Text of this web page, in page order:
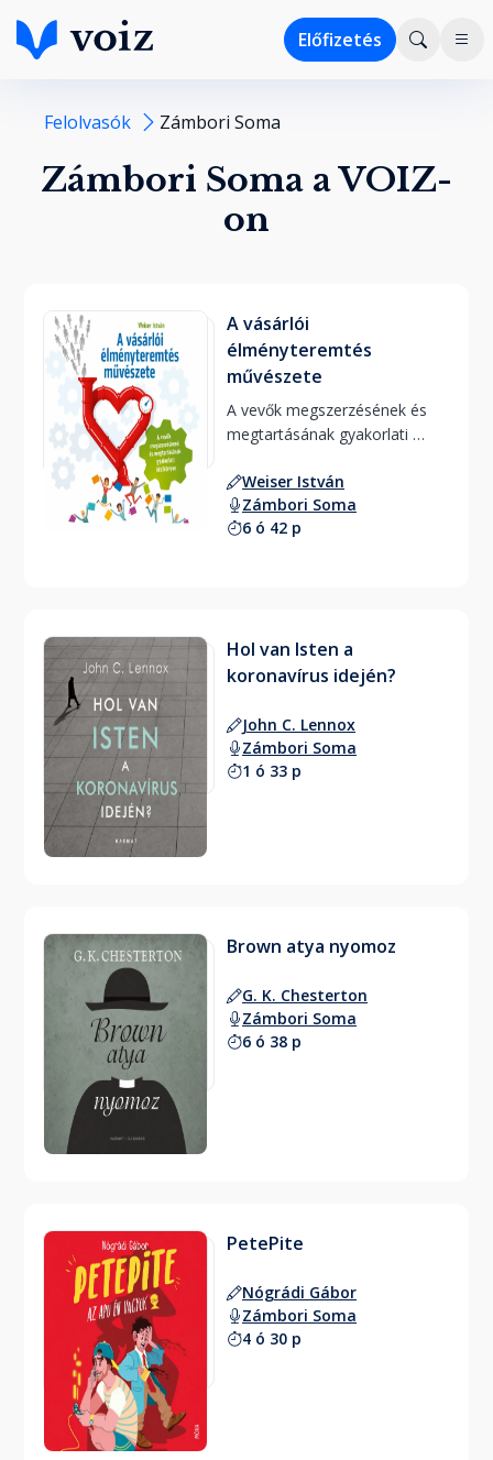
Előfizetés
Felolvasók Zámbori Soma
Zámbori Soma a VOIZ-
on
A vásárlói
élményteremtés
művészete
A vevők megszerzésének és
megtartásának gyakorlati
Weiser István
Zámbori Soma
6 ó 42 p
Hol van Isten a
koronavírus idején?
John C. Lennox
Zámbori Soma
1 ó 33 p
Brown atya nyomoz
G. K. Chesterton
Zámbori Soma
6 ó 38 p
PetePite
Nógrádi Gábor
Zámbori Soma
4 ó 30 p